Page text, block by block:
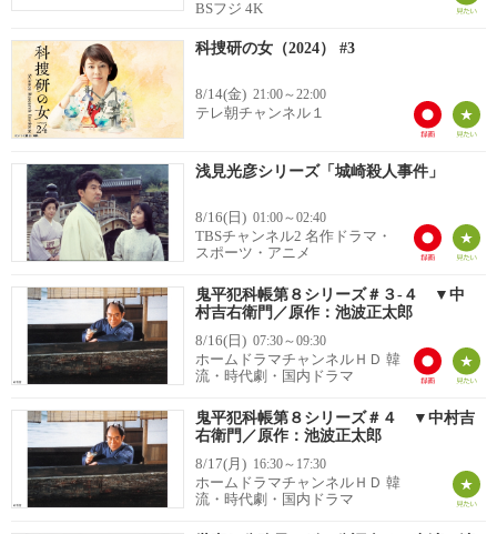
BSフジ 4K
科捜研の女（2024） #3
8/14(金) 21:00～22:00
テレ朝チャンネル１
浅見光彦シリーズ「城崎殺人事件」
8/16(日) 01:00～02:40
TBSチャンネル2 名作ドラマ・
スポーツ・アニメ
鬼平犯科帳第８シリーズ＃３-４ ▼中
村吉右衛門／原作：池波正太郎
8/16(日) 07:30～09:30
ホームドラマチャンネルＨＤ 韓
流・時代劇・国内ドラマ
鬼平犯科帳第８シリーズ＃４ ▼中村吉
右衛門／原作：池波正太郎
8/17(月) 16:30～17:30
ホームドラマチャンネルＨＤ 韓
流・時代劇・国内ドラマ